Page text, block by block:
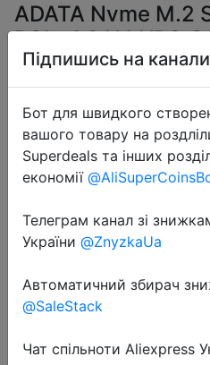
ADATA Nvme M.2
PCIe 4.0 X4 XPG
BLADE SSDs 1TB
Internal Solid
Disk for PS5
Перейти
Підпишись на
Бот для швидкого
вашого товару на
Superdeals та інших
економії
Телеграм канал зі
України @ZnyzkaUa
Автоматичний збирач
@SaleStack
Чат спільноти Aliexpress